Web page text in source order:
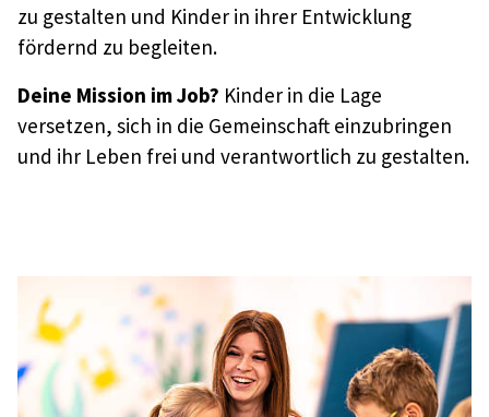
zu gestalten und Kinder in ihrer Entwicklung
fördernd zu begleiten.
Deine Mission im Job? Kinder in die Lage
versetzen, sich in die Gemeinschaft einzubringen
und ihr Leben frei und verantwortlich zu gestalten.